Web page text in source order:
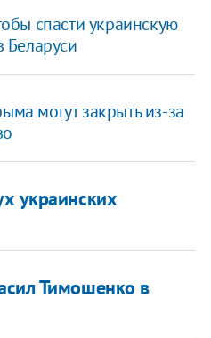
спасти украинскую
Беларуси
могут закрыть из-за
украинских
Тимошенко в